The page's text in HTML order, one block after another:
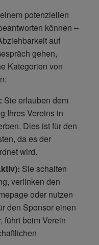
potenziellen
können –
auf
gehen,
Kategorien von
Sie erlauben dem
Ihres Vereins in
Dies ist für den
da es der
wird.
Sie schalten
verlinken den
oder nutzen
den Sponsor einen
führt beim Verein